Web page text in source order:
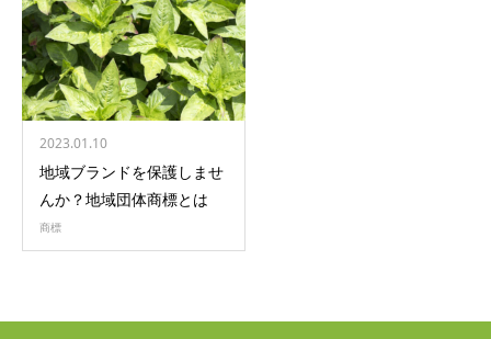
2023.01.10
地域ブランドを保護しませ
んか？地域団体商標とは
商標